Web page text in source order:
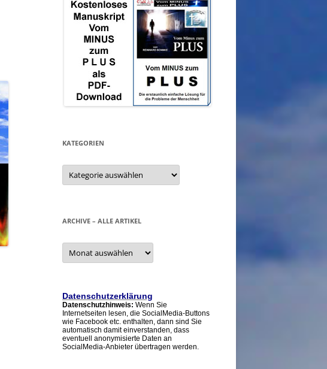
KATEGORIEN
Kategorien
ARCHIVE – ALLE ARTIKEL
Archive
alle
Datenschutzerklärung
Datenschutzhinweis: Wenn Sie
Internetseiten lesen, die SocialMedia-Buttons
wie Facebook etc. enthalten, dann sind Sie
automatisch damit einverstanden, dass
eventuell anonymisierte Daten an
SocialMedia-Anbieter übertragen werden.